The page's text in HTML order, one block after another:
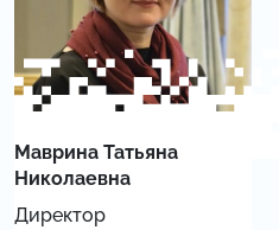
Маврина Татьяна
Николаевна
Директор